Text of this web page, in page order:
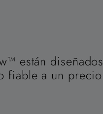
están diseñados
fiable a un precio